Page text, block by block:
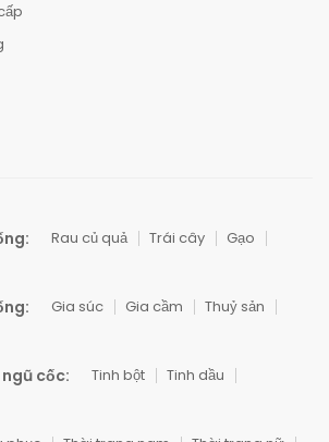
Rau củ quả Trái cây
Gạo
Gia súc Gia cầm
Thuỷ sản
cốc: Tinh bột
Tinh dầu